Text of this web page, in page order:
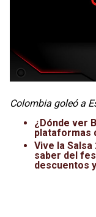
Colombia goleó a
¿Dónde ver
plataformas
Vive la
saber del
descuentos